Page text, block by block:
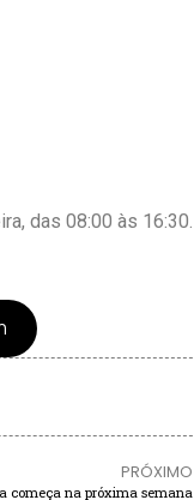
das 08:00 às 16:30.
PRÓXIMO
começa na próxima semana